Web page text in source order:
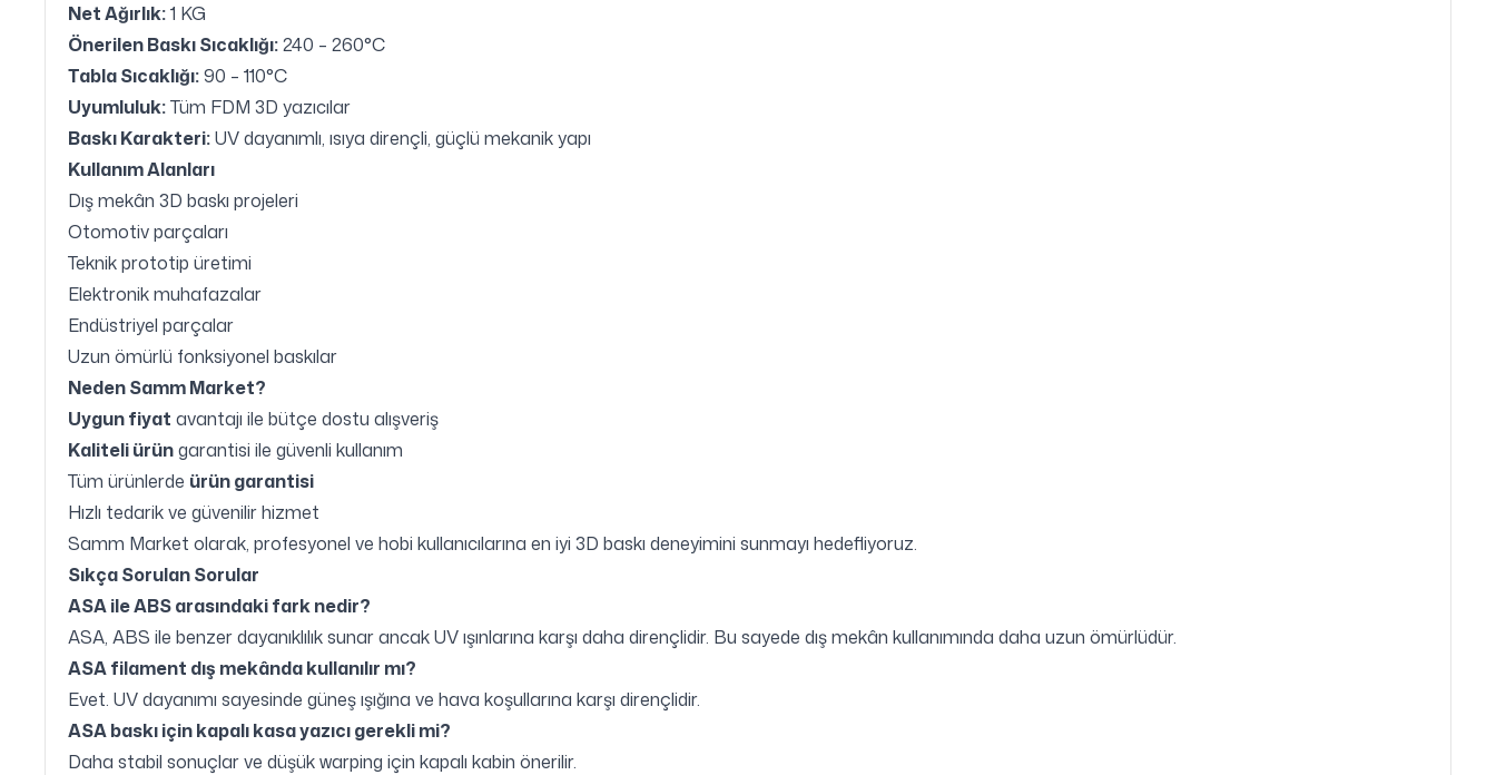
Net Ağırlık:1 KG
Önerilen Baskı Sıcaklığı:240 – 260°C
Tabla Sıcaklığı:90 – 110°C
Uyumluluk:Tüm FDM 3D yazıcılar
Baskı Karakteri:UV dayanımlı, ısıya dirençli, güçlü mekanik yapı
Kullanım Alanları
Dış mekân 3D baskı projeleri
Otomotiv parçaları
Teknik prototip üretimi
Elektronik muhafazalar
Endüstriyel parçalar
Uzun ömürlü fonksiyonel baskılar
Neden Samm Market?
Uygun fiyat avantajı ile bütçe dostu alışveriş
Kaliteli ürüngarantisi ile güvenli kullanım
Tüm ürünlerde ürün garantisi
Hızlı tedarik ve güvenilir hizmet
Samm Market olarak, profesyonel ve hobi kullanıcılarına en iyi 3D baskı deneyimini sunmayı hedefliyoruz.
Sıkça Sorulan Sorular
ASA ile ABS arasındaki fark nedir?
ASA, ABS ile benzer dayanıklılık sunar ancak UV ışınlarına karşı daha dirençlidir. Bu sayede dış mekân kullanımında daha uzun ömürlüdür.
ASA filament dış mekânda kullanılır mı?
Evet. UV dayanımı sayesinde güneş ışığına ve hava koşullarına karşı dirençlidir.
ASA baskı için kapalı kasa yazıcı gerekli mi?
Daha stabil sonuçlar ve düşük warping için kapalı kabin önerilir.